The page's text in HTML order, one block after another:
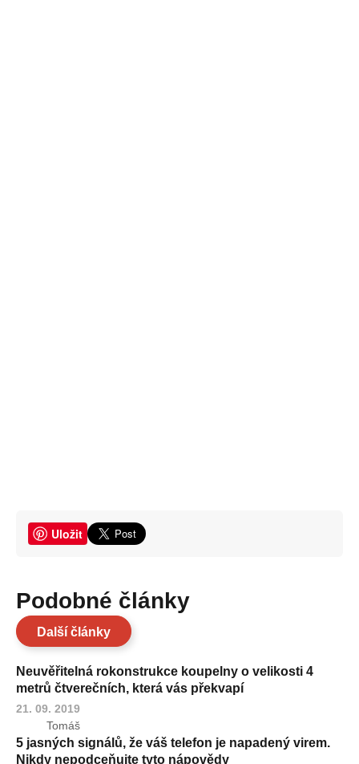
Uložit
Podobné články
Další články
Neuvěřitelná rokonstrukce koupelny o velikosti 4
metrů čtverečních, která vás překvapí
21. 09. 2019
Tomáš
5 jasných signálů, že váš telefon je napadený virem.
Nikdy nepodceňujte tyto nápovědy